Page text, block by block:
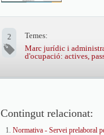
2
Temes:
Marc jurídic i
d'ocupació: actives,
Contingut relacionat:
Normativa - Servei prelaboral